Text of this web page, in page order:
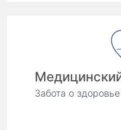
Забота о